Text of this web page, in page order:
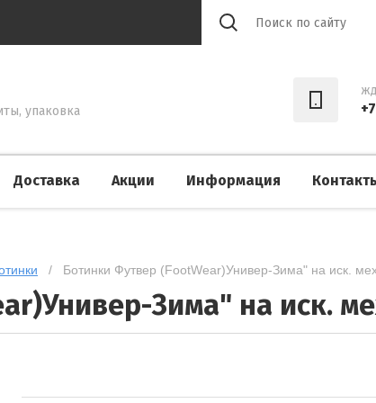
упаковка
Доставка Акции Информация
/   Ботинки Футвер (FootWear)Универ-Зима" на иск.
Зима" на иск.